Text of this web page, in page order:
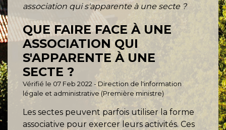
association qui s'apparente à une secte ?
QUE FAIRE FACE À UNE
ASSOCIATION QUI
S'APPARENTE À UNE
SECTE ?
Vérifié le 07 Feb 2022 - Direction de l'information
légale et administrative (Première ministre)
Les sectes peuvent parfois utiliser la forme
associative pour exercer leurs activités. Ces